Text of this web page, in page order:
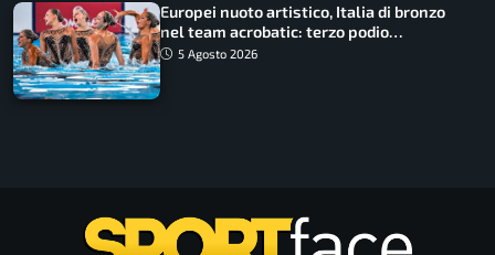
Europei nuoto artistico, Italia di bronzo
nel team acrobatic: terzo podio
consecutivo
5 Agosto 2026